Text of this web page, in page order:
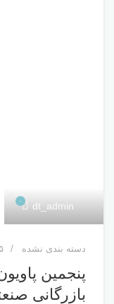
dt_admin ۰
دسته بندی نشده ۲۵
پنجمین
بازرگانی